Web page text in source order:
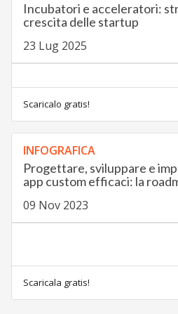
Incubatori e acceleratori:
crescita delle startup
23 Lug 2025